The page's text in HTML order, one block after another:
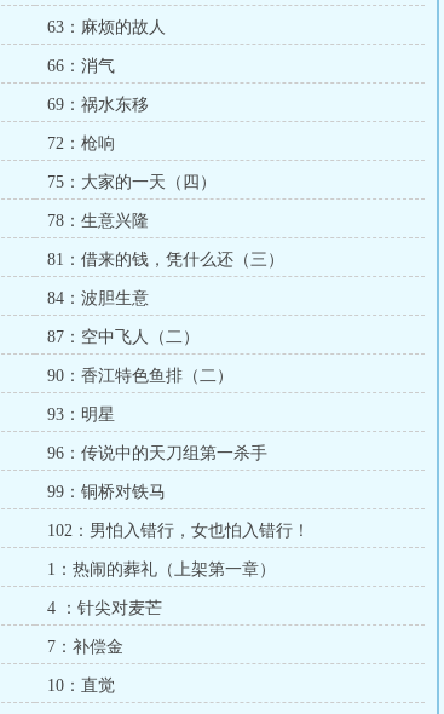
63：麻烦的故人
66：消气
69：祸水东移
72：枪响
75：大家的一天（四）
78：生意兴隆
81：借来的钱，凭什么还（三）
84：波胆生意
87：空中飞人（二）
90：香江特色鱼排（二）
93：明星
96：传说中的天刀组第一杀手
99：铜桥对铁马
102：男怕入错行，女也怕入错行！
1：热闹的葬礼（上架第一章）
4 ：针尖对麦芒
7：补偿金
10：直觉